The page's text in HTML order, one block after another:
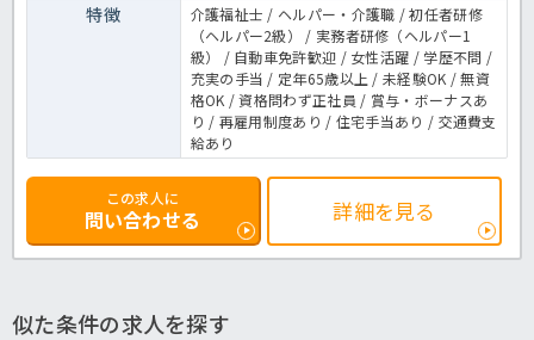
特徴
介護福祉士 / ヘルパー・介護職 / 初任者研修
（ヘルパー2級） / 実務者研修（ヘルパー1
級） / 自動車免許歓迎 / 女性活躍 / 学歴不問 /
充実の手当 / 定年65歳以上 / 未経験OK / 無資
格OK / 資格問わず正社員 / 賞与・ボーナスあ
り / 再雇用制度あり / 住宅手当あり / 交通費支
給あり
この求人に
問い合わせる 詳細を見る
似た条件の求人を探す